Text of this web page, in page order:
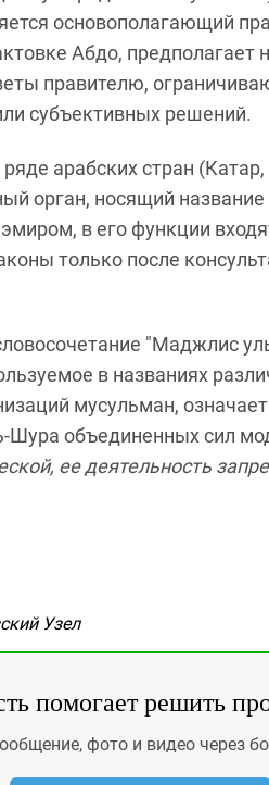
основополагающий
Абдо, предполагает
правителю,
субъективных решений.
арабских стран
орган, носящий
в его функции
только после
"Маджлис
в названиях
мусульман,
Шура объединенных сил
ее деятельность
Узел
помогает решить
фото и видео через